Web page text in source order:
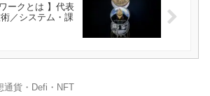
ークとは 】代表
／システム・課
通貨・Defi・NFT